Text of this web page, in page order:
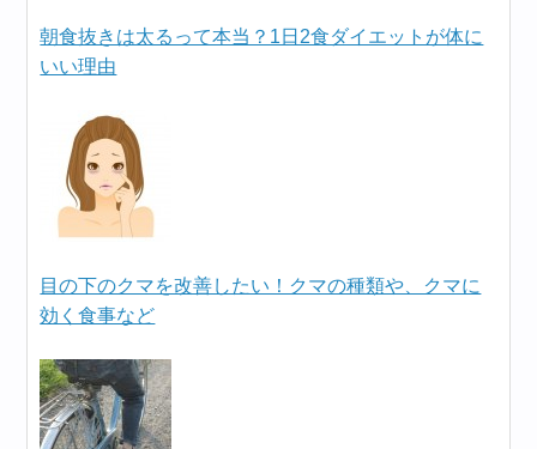
朝食抜きは太るって本当？1日2食ダイエットが体に
いい理由
目の下のクマを改善したい！クマの種類や、クマに
効く食事など